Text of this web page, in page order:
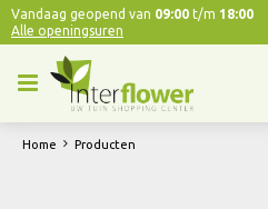
Home Producten
Vandaag geopend van 09:00 t/m 18:00
Alle openingsuren